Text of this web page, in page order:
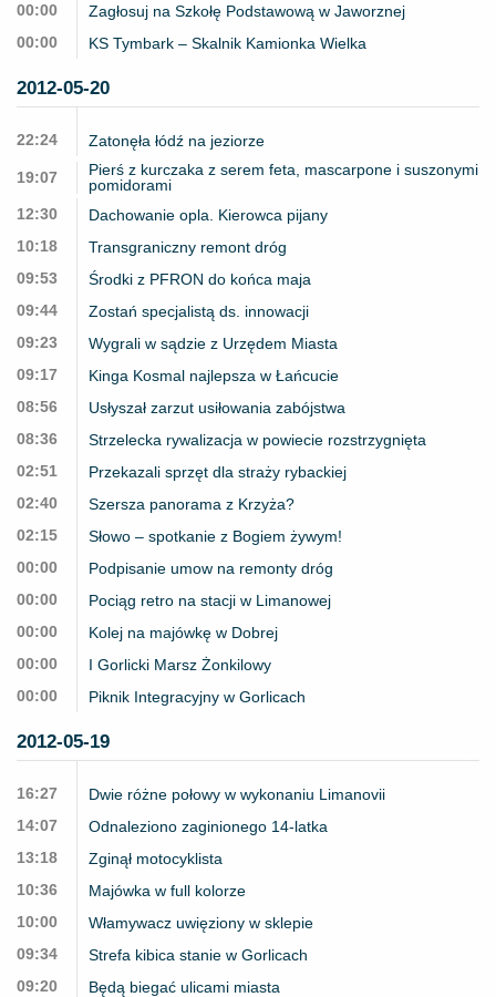
00:00
Zagłosuj na Szkołę Podstawową w Jaworznej
00:00
KS Tymbark – Skalnik Kamionka Wielka
2012-05-20
22:24 Zatonęła łódź na jeziorze
19:07
Pierś z kurczaka z serem feta, mascarpone i suszonymi
pomidorami
12:30
Dachowanie opla. Kierowca pijany
10:18
Transgraniczny remont dróg
09:53
Środki z PFRON do końca maja
09:44
Zostań specjalistą ds. innowacji
09:23
Wygrali w sądzie z Urzędem Miasta
09:17
Kinga Kosmal najlepsza w Łańcucie
08:56
Usłyszał zarzut usiłowania zabójstwa
08:36
Strzelecka rywalizacja w powiecie rozstrzygnięta
02:51
Przekazali sprzęt dla straży rybackiej
02:40
Szersza panorama z Krzyża?
02:15
Słowo – spotkanie z Bogiem żywym!
00:00
Podpisanie umow na remonty dróg
00:00
Pociąg retro na stacji w Limanowej
00:00
Kolej na majówkę w Dobrej
00:00
I Gorlicki Marsz Żonkilowy
00:00
Piknik Integracyjny w Gorlicach
2012-05-19
16:27
Dwie różne połowy w wykonaniu Limanovii
14:07
Odnaleziono zaginionego 14-latka
13:18
Zginął motocyklista
10:36
Majówka w full kolorze
10:00
Włamywacz uwięziony w sklepie
09:34
Strefa kibica stanie w Gorlicach
09:20
Będą biegać ulicami miasta